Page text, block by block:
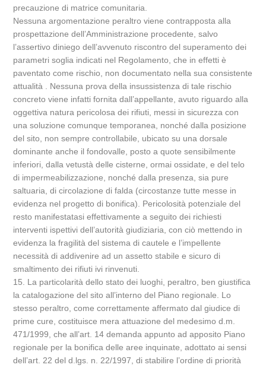
precauzione di matrice comunitaria.
Nessuna argomentazione peraltro viene contrapposta alla
prospettazione dell’Amministrazione procedente, salvo
l’assertivo diniego dell’avvenuto riscontro del superamento dei
parametri soglia indicati nel Regolamento, che in effetti è
paventato come rischio, non documentato nella sua consistente
attualità . Nessuna prova della insussistenza di tale rischio
concreto viene infatti fornita dall’appellante, avuto riguardo alla
oggettiva natura pericolosa dei rifiuti, messi in sicurezza con
una soluzione comunque temporanea, nonché dalla posizione
del sito, non sempre controllabile, ubicato su una dorsale
dominante anche il fondovalle, posto a quote sensibilmente
inferiori, dalla vetustà delle cisterne, ormai ossidate, e del telo
di impermeabilizzazione, nonché dalla presenza, sia pure
saltuaria, di circolazione di falda (circostanze tutte messe in
evidenza nel progetto di bonifica). Pericolosità potenziale del
resto manifestatasi effettivamente a seguito dei richiesti
interventi ispettivi dell’autorità giudiziaria, con ciò mettendo in
evidenza la fragilità del sistema di cautele e l’impellente
necessità di addivenire ad un assetto stabile e sicuro di
smaltimento dei rifiuti ivi rinvenuti.
15. La particolarità dello stato dei luoghi, peraltro, ben giustifica
la catalogazione del sito all’interno del Piano regionale. Lo
stesso peraltro, come correttamente affermato dal giudice di
prime cure, costituisce mera attuazione del medesimo d.m.
471/1999, che all’art. 14 demanda appunto ad apposito Piano
regionale per la bonifica delle aree inquinate, adottato ai sensi
dell’art. 22 del d.lgs. n. 22/1997, di stabilire l’ordine di priorità